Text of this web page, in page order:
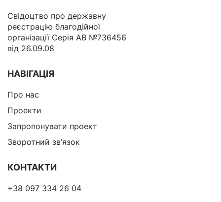
Свідоцтво про державну
реєстрацію благодійної
організації Серія АВ №736456
від 26.09.08
НАВІГАЦІЯ
Про нас
Проекти
Запропонувати проект
Зворотний зв’язок
КОНТАКТИ
+38 097 334 26 04